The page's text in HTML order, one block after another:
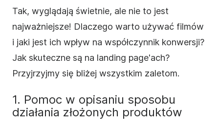
Tak, wyglądają świetnie, ale nie to jest
najważniejsze! Dlaczego warto używać filmów
i jaki jest ich wpływ na współczynnik konwersji?
Jak skuteczne są na landing page'ach?
Przyjrzyjmy się bliżej wszystkim zaletom.
1. Pomoc w opisaniu sposobu
działania złożonych produktów